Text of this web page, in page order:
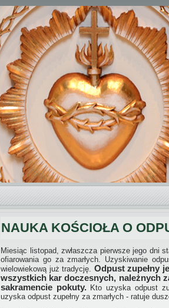
NAUKA KOŚCIOŁA O
Miesiąc listopad, zwłaszcza pierwsze jego dni
ofiarowania go za zmarłych. Uzyskiwanie
wielowiekową już tradycję. Odpust zupełny
wszystkich kar doczesnych, należnych
sakramencie pokuty. Kto uzyska odpust
uzyska odpust zupełny za zmarłych - ratuje